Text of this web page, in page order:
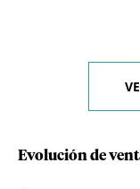
Evolución de